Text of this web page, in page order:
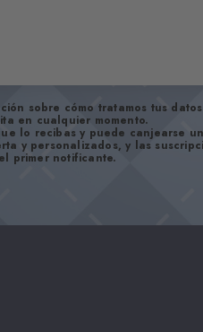
sobre cómo tratamos tus datos
en cualquier momento.
lo recibas y puede canjearse
y personalizados, y las
primer notificante.